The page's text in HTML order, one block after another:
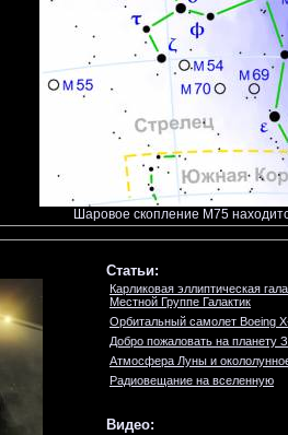
Шаровое скопление M75
Статьи:
Карликовая эллиптическая
Местной Группе Галактик
Орбитальный самолет Boeing
Добро пожаловать на планету
Атмосфера Луны и
Радиовещание на вселенную
Видео: